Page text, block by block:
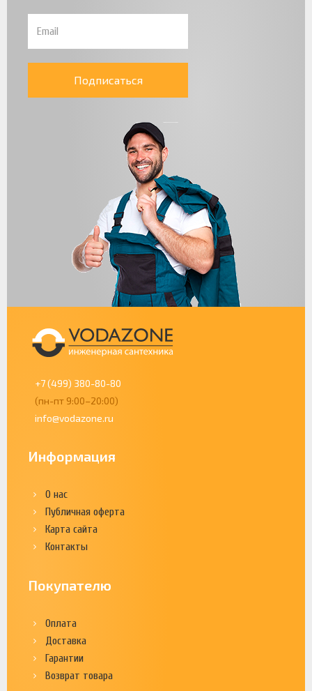
Подписаться
+7 (499) 380-80-80
(пн-пт 9:00–20:00)
info@vodazone.ru
Информация
О нас
Публичная оферта
Карта сайта
Контакты
Покупателю
Оплата
Доставка
Гарантии
Возврат товара